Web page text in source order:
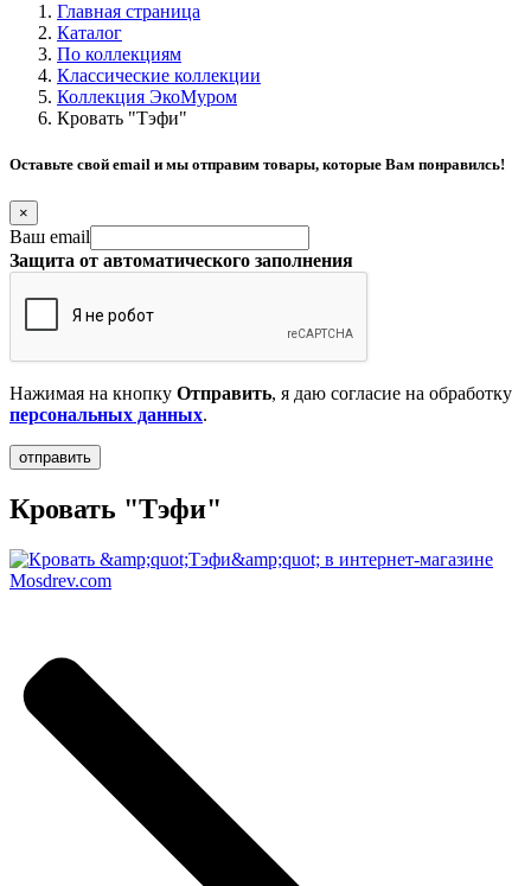
Главная страница
Каталог
По коллекциям
Классические коллекции
Коллекция ЭкоМуром
Кровать "Тэфи"
Оставьте свой email и мы отправим товары, которые Вам понравилсь!
×
Ваш email
Защита от автоматического заполнения
Нажимая на кнопку Отправить, я даю согласие на обработку
персональных данных.
Кровать "Тэфи"